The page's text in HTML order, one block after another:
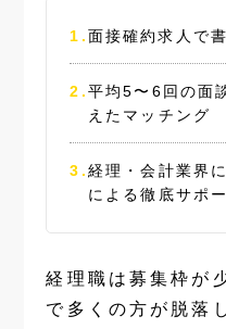
面接確約求人で
平均5〜6回の面
えたマッチング
経理・会計業界
による徹底サポ
経理職は募集枠が
で多くの方が脱落